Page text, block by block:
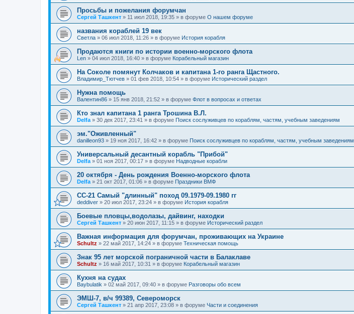
Просьбы и пожелания форумчан
Сергей Ташкент » 11 июл 2018, 19:35 » в форуме О нашем форуме
названия кораблей 19 век
Cветла » 06 июл 2018, 11:26 » в форуме История корабля
Продаются книги по истории военно-морского флота
Len » 04 июл 2018, 16:40 » в форуме Корабельный магазин
На Соколе помянут Колчаков и капитана 1-го ранга Щастного.
Владимир_Тютчев » 01 фев 2018, 10:54 » в форуме Исторический раздел
Нужна помощь
Валентин86 » 15 янв 2018, 21:52 » в форуме Флот в вопросах и ответах
Кто знал капитана 1 ранга Трошина В.Л.
Delfa » 30 дек 2017, 23:41 » в форуме Поиск сослуживцев по кораблям, частям, учебным заведениям
эм."Оживленный"
danilleon93 » 19 ноя 2017, 16:42 » в форуме Поиск сослуживцев по кораблям, частям, учебным заведениям
Универсальный десантный корабль "Прибой"
Delfa » 01 ноя 2017, 00:17 » в форуме Надводные корабли
20 октября - День рождения Военно-морского флота
Delfa » 21 окт 2017, 01:06 » в форуме Праздники ВМФ
СС-21 Самый "длинный" поход 09.1979-09.1980 гг
deddiver » 20 июл 2017, 23:24 » в форуме История корабля
Боевые пловцы,водолазы, дайвинг, находки
Сергей Ташкент » 20 июн 2017, 11:15 » в форуме Исторический раздел
Важная информация для форумчан, проживающих на Украине
Schultz » 22 май 2017, 14:24 » в форуме Техническая помощь
Знак 95 лет морской пограничной части в Балаклаве
Schultz » 16 май 2017, 10:31 » в форуме Корабельный магазин
Кухня на судах
Baybulatik » 02 май 2017, 09:40 » в форуме Разговоры обо всем
ЭМШ-7, в/ч 99389, Североморск
Сергей Ташкент » 21 апр 2017, 23:08 » в форуме Части и соединения